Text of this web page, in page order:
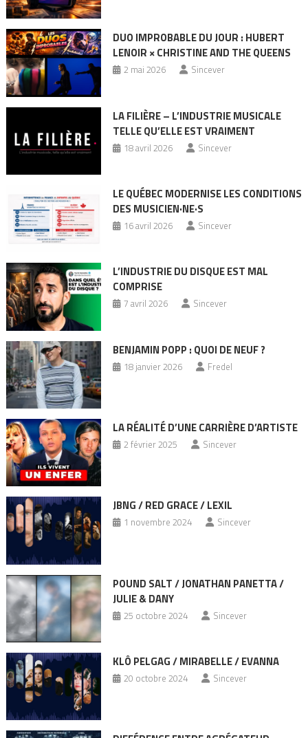
DUO IMPROBABLE DU JOUR : HUBERT
LENOIR × CHRISTINE AND THE QUEENS
2 mai 2026 Sincever
LA FILIÈRE – L’INDUSTRIE MUSICALE
TELLE QU’ELLE EST VRAIMENT
18 avril 2026 Sincever
LE QUÉBEC MODERNISE LES CONDITIONS
DES MUSICIEN·NE·S
16 avril 2026 Sincever
L’INDUSTRIE DU DISQUE EST MAL
COMPRISE
7 avril 2026 Sincever
BENJAMIN POPP : QUOI DE NEUF ?
18 janvier 2026 Fredel
LA RÉALITÉ D’UNE CARRIÈRE D’ARTISTE
2 février 2025 Sincever
JBNG / RED GRACE / LEXIL
1 novembre 2024 Sincever
POUND SALT / JONATHAN PANETTA /
JULIE & DANY
25 octobre 2024 Sincever
KLÔ PELGAG / MIRABELLE / EVANNA
20 octobre 2024 Sincever